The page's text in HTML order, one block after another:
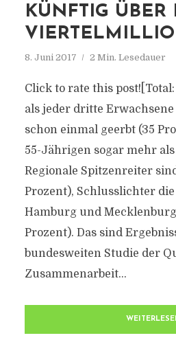
KÜNFTIG ÜBER
8. Juni 2017 2 Min. Lesedauer
Click to rate this
als jeder dritte
schon einmal geerbt (35
55-Jährigen sogar mehr
Regionale Spitzenreiter
Prozent), Schlusslichter
Hamburg und
Prozent). Das sind
bundesweiten Studie der
Zusammenarbeit...